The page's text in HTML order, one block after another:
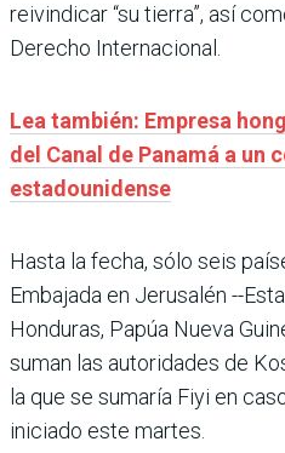
reivindicar “su tierra”, así
Derecho Internacional.
Lea también: Empresa
del Canal de Panamá a un
estadounidense
Hasta la fecha, sólo seis
Embajada en Jerusalén --
Honduras, Papúa Nueva
suman las autoridades de
la que se sumaría Fiyi en
iniciado este martes.